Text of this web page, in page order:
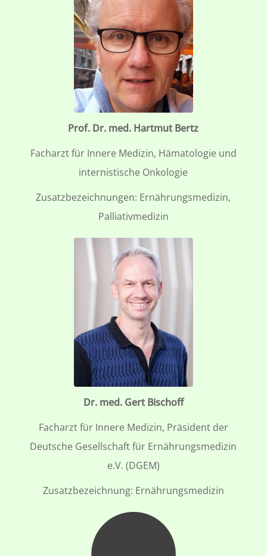
Prof. Dr. med. Hartmut Bertz
Facharzt für Innere Medizin, Hämatologie und
internistische Onkologie
Zusatzbezeichnungen: Ernährungsmedizin,
Palliativmedizin
Dr. med. Gert Bischoff
Facharzt für Innere Medizin, Präsident der
Deutsche Gesellschaft für Ernährungsmedizin
e.V. (DGEM)
Zusatzbezeichnung: Ernährungsmedizin